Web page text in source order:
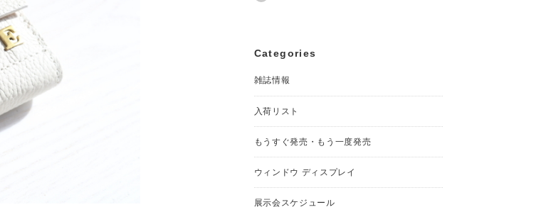
Categories
雑誌情報
入荷リスト
もうすぐ発売・もう一度発売
ウィンドウ ディスプレイ
展示会スケジュール